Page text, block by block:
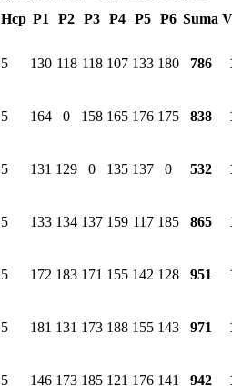
Hcp P1 P2 P3 P4 P5 P6 Suma
5 130 118 118 107 133 180 786
5 164 0 158 165 176 175 838
5 131 129 0 135 137 0 532
5 133 134 137 159 117 185 865
5 172 183 171 155 142 128 951
5 181 131 173 188 155 143 971
5 146 173 185 121 176 141 942